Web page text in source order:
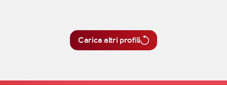
Carica altri profili